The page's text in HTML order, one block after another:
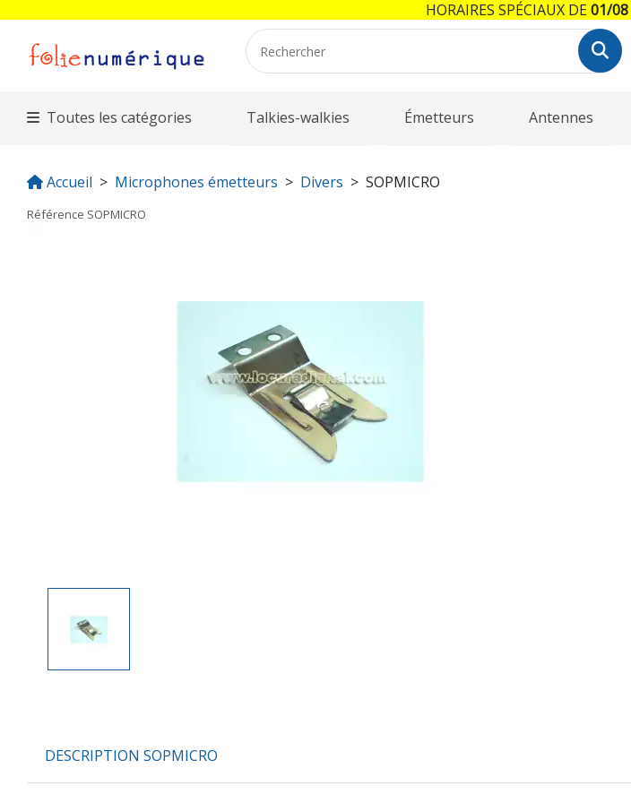
Toutes les catégories Talkies-walkies Émetteurs Antennes
Accueil Microphones émetteurs Divers SOPMICRO
Référence SOPMICRO
DESCRIPTION SOPMICRO
HORAIRES SPÉCIAUX DE01/08